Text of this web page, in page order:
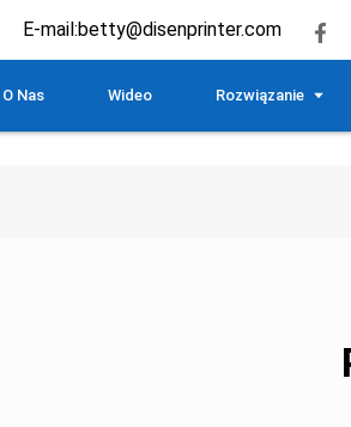
E-mail:betty@disenprinter.com
O Nas Wideo Rozwiązanie